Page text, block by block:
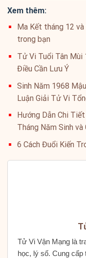
Xem thêm:
Ma Kết tháng 12
trong bạn
Tử Vi Tuổi Tân Mùi
Điều Cần Lưu Ý
Sinh Năm 1968
Luận Giải Tử Vi
Hướng Dẫn Chi
Tháng Năm Sinh và
6 Cách Đuổi Kiến
Tử Vi Vận Mạng là
học, lý số. Cung cấp